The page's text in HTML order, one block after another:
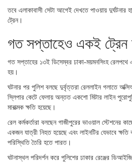
তবে এলাকাবাসী সেটা আগেই দেখতে পাওয়ায় দুর্ঘটনার
ট্রেন।
গত সপ্তাহেও একই ট্রেন
গত সপ্তাহের ১৩ই ডিসেম্বর ঢাকা-ময়মনসিংহ রেলপথে
হয়।
ঘটনার পর পুলিশ বলছে দুর্বৃত্তরা রেললাইন গলাতে
স্লিপার কেটে ফেলায় অন্তত একশো মিটার লাইন
মারাত্মক ক্ষতি হয়েছে।
রেল কর্মকর্তারা বলছেন গাজীপুরের ভাওয়াল স্টেশনের
একজন যাত্রী নিহত হয়েছে এবং লাইনটির যেভাবে
পরিস্থিতি তৈরি হতে পারত।
ঘটনাস্থল পরিদর্শন করে পুলিশের ঢাকার রেঞ্জের